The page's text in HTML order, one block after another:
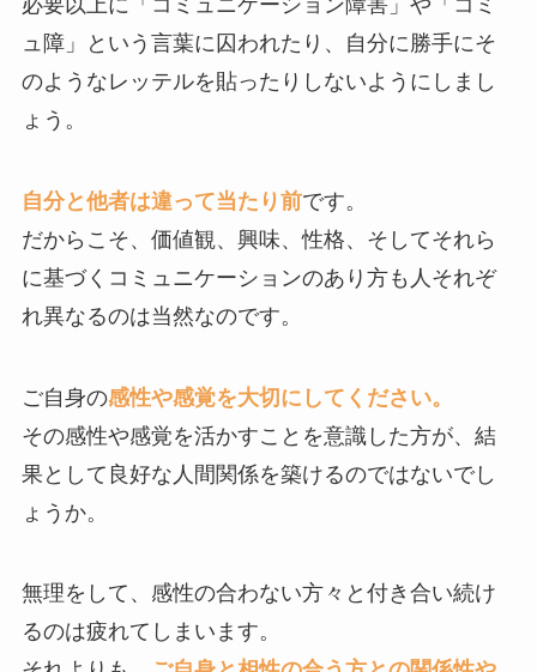
ュ障」という言葉に囚われたり、自分に勝手にそ
のようなレッテルを貼ったりしないようにしまし
ょう。
自分と他者は違って当たり前です。
だからこそ、価値観、興味、性格、そしてそれら
に基づくコミュニケーションのあり方も人それぞ
れ異なるのは当然なのです。
ご自身の感性や感覚を大切にしてください。
その感性や感覚を活かすことを意識した方が、結
果として良好な人間関係を築けるのではないでし
ょうか。
無理をして、感性の合わない方々と付き合い続け
るのは疲れてしまいます。